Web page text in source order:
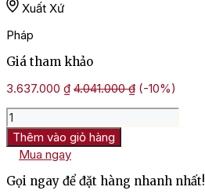
Xuất Xứ
Pháp
Giá tham khảo
3.637.000 ₫ 4.041.000₫ (-10%)
Rượu
Vang
Pháp
Domaine
Taupenot
Merme
Thêm vào giỏ hàng
Mua ngay
Gọi ngay để đặt hàng nhanh nhất!